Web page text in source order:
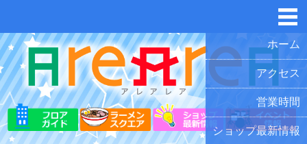
ホーム
アクセス
営業時間
ショップ最新情報